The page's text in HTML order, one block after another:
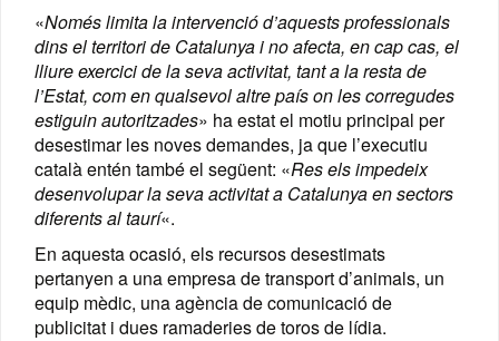
«Només limita la intervenció d’aquests professionals
dins el territori de Catalunya i no afecta, en cap cas, el
lliure exercici de la seva activitat, tant a la resta de
l’Estat, com en qualsevol altre país on les corregudes
estiguin autoritzades» ha estat el motiu principal per
desestimar les noves demandes, ja que l’executiu
català entén també el següent: «Res els impedeix
desenvolupar la seva activitat a Catalunya en sectors
diferents al taurí«.
En aquesta ocasió, els recursos desestimats
pertanyen a una empresa de transport d’animals, un
equip mèdic, una agència de comunicació de
publicitat i dues ramaderies de toros de lídia.